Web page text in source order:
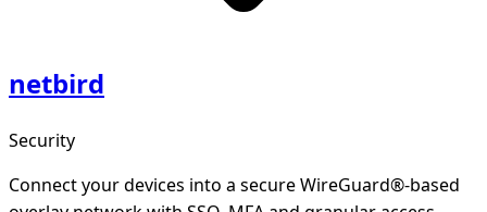
netbird
Security
Connect your devices into a secure WireGuard®-based